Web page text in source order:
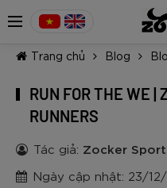
Trang chủ Blog
RUN FOR THE WE |
RUNNERS
Tác giả: Zocker Sport
Ngày cập nhật: 23/